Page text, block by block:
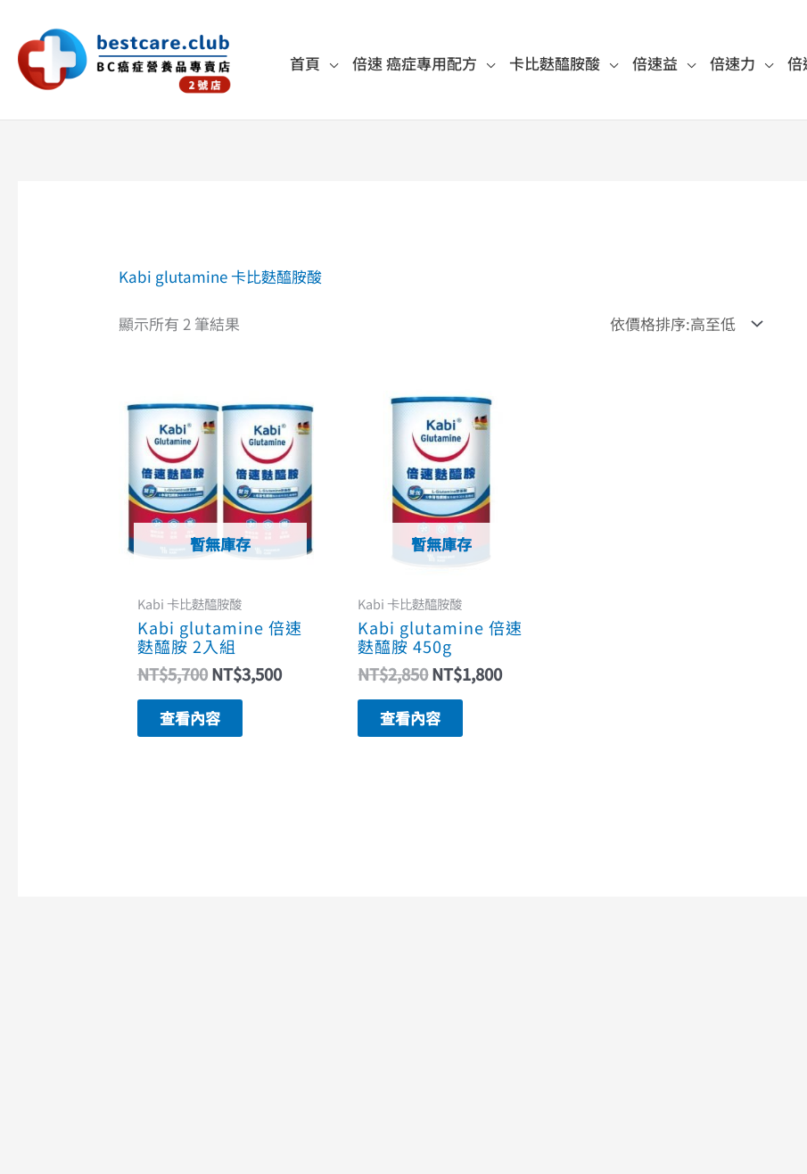
內
首頁 倍速 癌症專用配方 卡比麩醯胺酸 倍速益 倍速力 倍
Kabi glutamine 卡比麩醯胺酸
顯示所有 2 筆結果
高
至
暫無庫存
Kabi 卡比麩醯胺酸
Kabi glutamine 倍速
麩醯胺 2入組
NT$5,700
始
價
格：
NT$5,700。
NT$3,500
前
價
格：
NT$3,500。
查看內容
暫無庫存
Kabi 卡比麩醯胺酸
Kabi glutamine 倍速
麩醯胺 450g
NT$2,850
原
始
價
格：
NT$2,850。
NT$1,800
查看內容